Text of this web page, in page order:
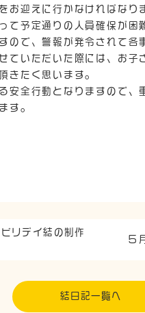
お迎えに行かなければなり
て予定通りの人員確保が困
ので、警報が発令されて各
ていただいた際には、お子
きたく思います。
安全行動となりますので、
す。
リデイ結の制作
５
結日記一覧へ